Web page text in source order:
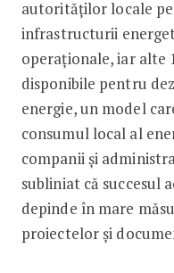
autorităților locale
infrastructurii
operaționale, iar alte
disponibile pentru
energie, un model
consumul local al
companii și
subliniat că succesul
depinde în mare
proiectelor și